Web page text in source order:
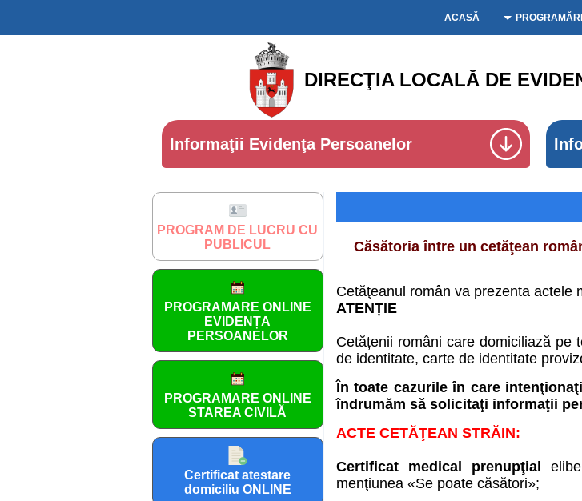
ACASĂ PROGRAMĂRI
DIRECŢIA LOCALĂ DE
Informaţii Evidenţa Persoanelor
PROGRAM DE LUCRU CU
PUBLICUL
PROGRAMARE ONLINE
EVIDENȚA
PERSOANELOR
PROGRAMARE ONLINE
STAREA CIVILĂ
Certificat atestare
domiciliu ONLINE
Căsătoria între un cetăţean
Cetăţeanul român va prezenta actele
ATENȚIE
Cetățenii români care domiciliază pe
de identitate, carte de identitate
În toate cazurile în care
îndrumăm să solicitaţi informaţii
ACTE CETĂŢEAN STRĂIN:
Certificat medical prenupţial
menţiunea «Se poate căsători»;